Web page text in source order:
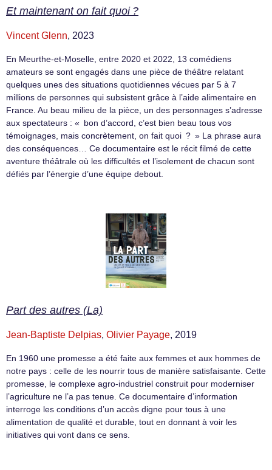
Et maintenant on fait quoi ?
Vincent Glenn, 2023
En Meurthe-et-Moselle, entre 2020 et 2022, 13 comédiens
amateurs se sont engagés dans une pièce de théâtre relatant
quelques unes des situations quotidiennes vécues par 5 à 7
millions de personnes qui subsistent grâce à l’aide alimentaire en
France. Au beau milieu de la pièce, un des personnages s’adresse
aux spectateurs : « bon d’accord, c’est bien beau tous vos
témoignages, mais concrètement, on fait quoi ? » La phrase aura
des conséquences… Ce documentaire est le récit filmé de cette
aventure théâtrale où les difficultés et l’isolement de chacun sont
défiés par l’énergie d’une équipe debout.
Part des autres (La)
Jean-Baptiste Delpias, Olivier Payage, 2019
En 1960 une promesse a été faite aux femmes et aux hommes de
notre pays : celle de les nourrir tous de manière satisfaisante. Cette
promesse, le complexe agro-industriel construit pour moderniser
l’agriculture ne l’a pas tenue. Ce documentaire d’information
interroge les conditions d’un accès digne pour tous à une
alimentation de qualité et durable, tout en donnant à voir les
initiatives qui vont dans ce sens.